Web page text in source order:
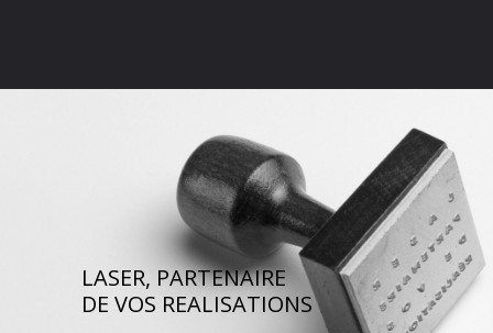
LASER, PARTENAIRE
DE VOS REALISATIONS